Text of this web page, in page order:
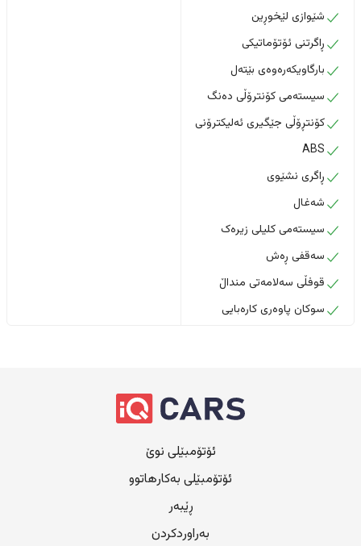
شێوازی لێخوڕین
ڕاگرتنی ئۆتۆماتیکی
بارگاویکەرەوەی بێتەل
سیستەمی کۆنترۆڵی دەنگ
کۆنتڕۆڵی جێگیری ئەلیکترۆنی
ABS
ڕاگری نشێوی
شەغال
سیستەمی کلیلی زیرەک
سەقفی ڕەش
قوفڵی سەلامەتی منداڵ
سوکان پاوەری کارەبایی
ئۆتۆمبێلی نوێ
ئۆتۆمبێلی بەکارهاتوو
ڕێبەر
بەراوردکردن